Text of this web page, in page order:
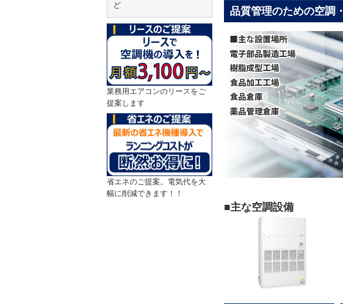
ど
業務用エアコンのリースをご
提案します
省エネのご提案。電気代を大
幅に削減できます！！
品質管理のための空調
■主な空調設備